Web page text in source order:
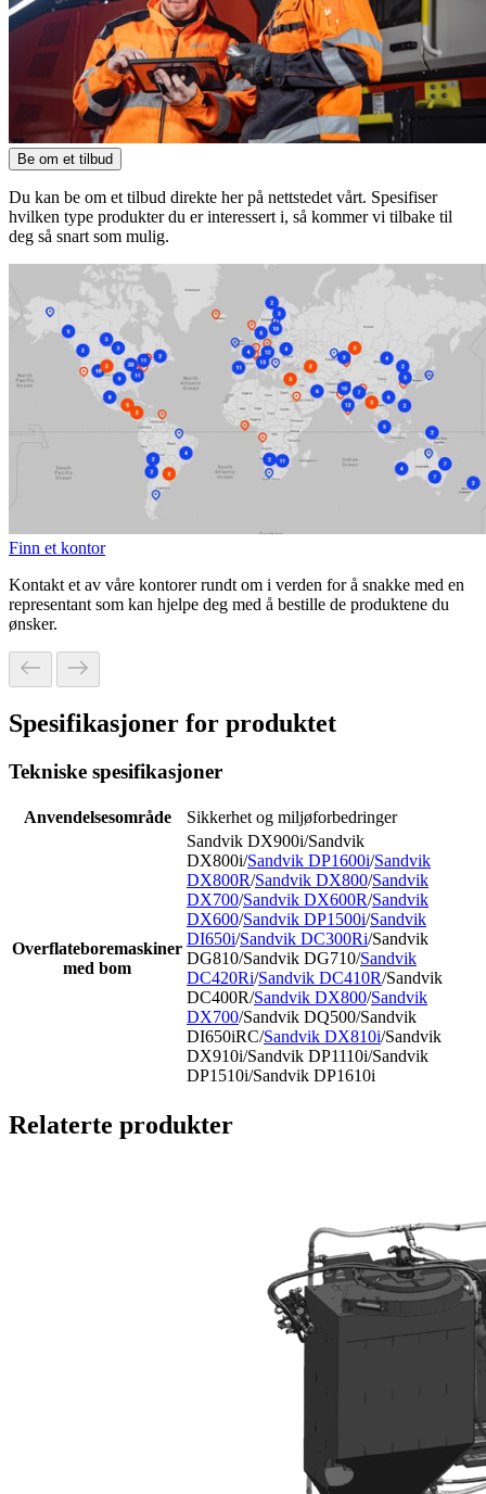
Be om et tilbud
Du kan be om et tilbud direkte her på nettstedet vårt. Spesifiser
hvilken type produkter du er interessert i, så kommer vi tilbake til
deg så snart som mulig.
Finn et kontor
Kontakt et av våre kontorer rundt om i verden for å snakke med en
representant som kan hjelpe deg med å bestille de produktene du
ønsker.
Spesifikasjoner for produktet
Tekniske spesifikasjoner
Anvendelsesområde Sikkerhet og miljøforbedringer
Overflateboremaskiner
med bom
Sandvik DX900i/Sandvik
DX800i/Sandvik DP1600i/Sandvik
DX800R/Sandvik DX800/Sandvik
DX700/Sandvik DX600R/Sandvik
DX600/Sandvik DP1500i/Sandvik
DI650i/Sandvik DC300Ri/Sandvik
DG810/Sandvik DG710/Sandvik
DC420Ri/Sandvik DC410R/Sandvik
DC400R/Sandvik DX800/Sandvik
DX700/Sandvik DQ500/Sandvik
DI650iRC/Sandvik DX810i/Sandvik
DX910i/Sandvik DP1110i/Sandvik
DP1510i/Sandvik DP1610i
Relaterte produkter